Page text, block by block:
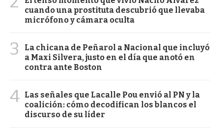
cuando una prostituta descubrió que llevaba
micrófono y cámara oculta
3
La chicana de Peñarol a Nacional que incluyó
a Maxi Silvera, justo en el día que anotó en
contra ante Boston
4 Las señales que Lacalle Pou envió al PN y la
coalición: cómo decodifican los blancos el
discurso de su líder